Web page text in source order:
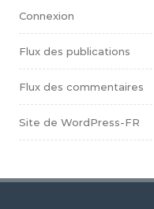
Connexion
Flux des publications
Flux des commentaires
Site de WordPress-FR